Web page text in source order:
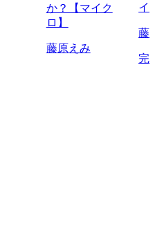
か？【マイク
ロ】
藤原えみ
イ
藤
完